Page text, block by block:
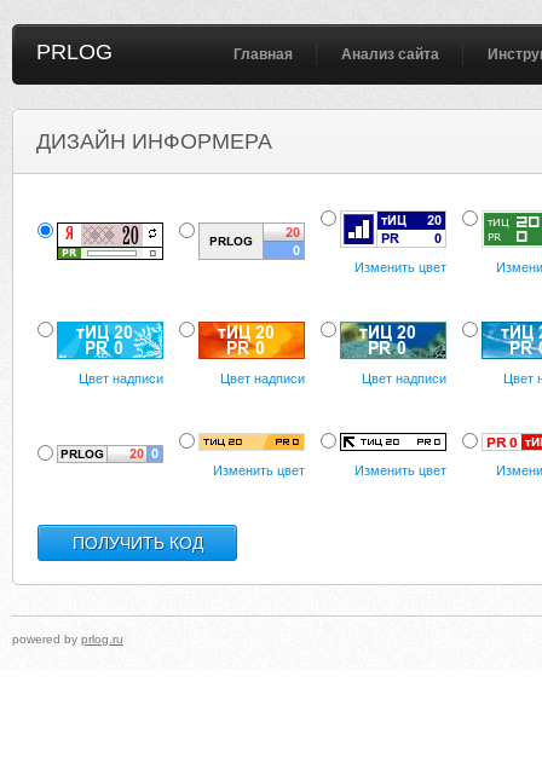
PRLOG Главная Анализ сайта
ДИЗАЙН ИНФОРМЕРА
Изменить цвет
Цвет надписи Цвет надписи Цвет надписи Цвет
Изменить цвет Изменить цвет
powered by prlog.ru